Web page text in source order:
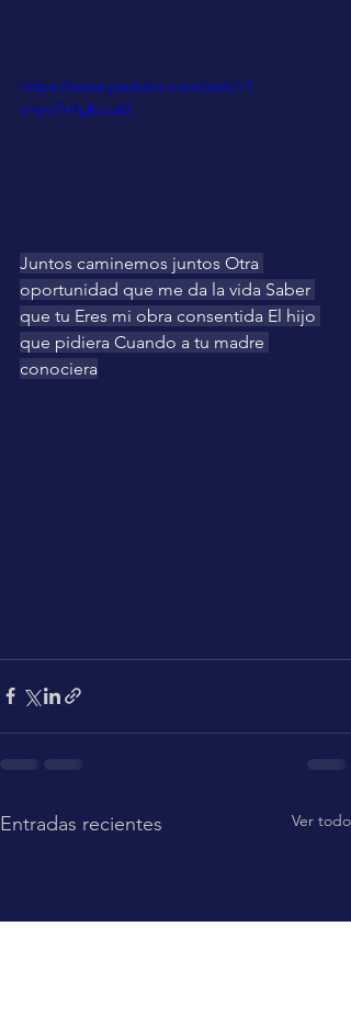
https://www.youtube.com/watch?
v=poTrHgkucaU
Juntos caminemos juntos Otra
oportunidad que me da la vida Saber
que tu Eres mi obra consentida El hijo
que pidiera Cuando a tu madre
conociera
Entradas recientes Ver todo